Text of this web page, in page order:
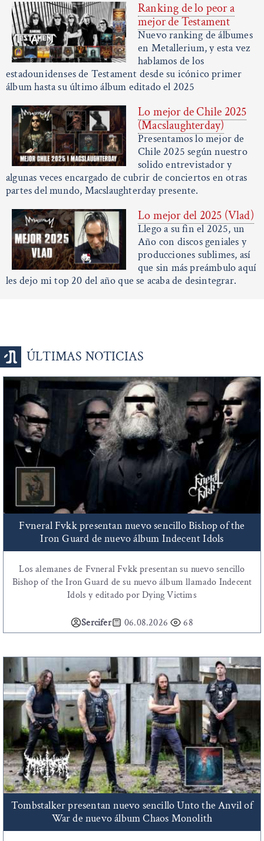
Ranking de lo peor a
mejor de Testament
Nuevo ranking de álbumes
en Metallerium, y esta vez
hablamos de los
estadounidenses de Testament desde su icónico primer
álbum hasta su último álbum editado el 2025
Lo mejor de Chile 2025
(Macslaughterday)
Presentamos lo mejor de
Chile 2025 según nuestro
solido entrevistador y
algunas veces encargado de cubrir de conciertos en otras
partes del mundo, Macslaughterday presente.
Lo mejor del 2025 (Vlad)
Llego a su fin el 2025, un
Año con discos geniales y
producciones sublimes, así
que sin más preámbulo aquí
les dejo mi top 20 del año que se acaba de desintegrar.
ÚLTIMAS NOTICIAS
Fvneral Fvkk presentan nuevo sencillo Bishop of the
Iron Guard de nuevo álbum Indecent Idols
Los alemanes de Fvneral Fvkk presentan su nuevo sencillo
Bishop of the Iron Guard de su nuevo álbum llamado Indecent
Idols y editado por Dying Victims
Sercifer 06.08.2026 68
Tombstalker presentan nuevo sencillo Unto the Anvil of
War de nuevo álbum Chaos Monolith